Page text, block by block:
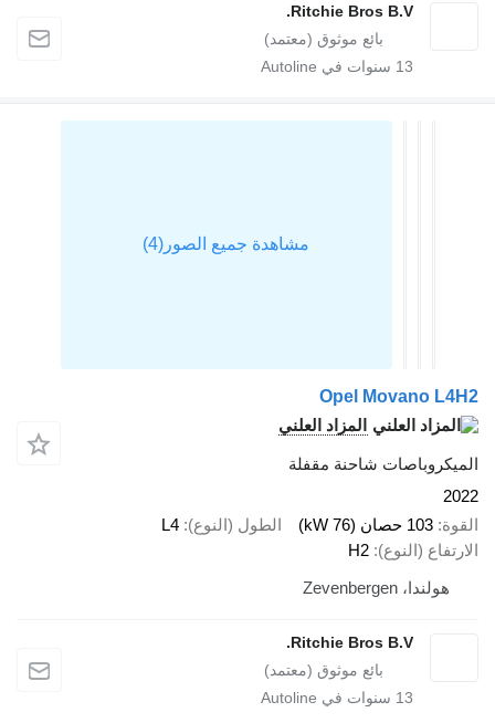
Ritchie Bros B.V.
سنوات في Autoline
Opel Movano
المزاد العلني
شاحنة مقفلة
103 حصان (76 kW) الطول (النوع) L4
(النوع) H2
هولندا، Zevenbergen
Ritchie Bros B.V.
سنوات في Autoline